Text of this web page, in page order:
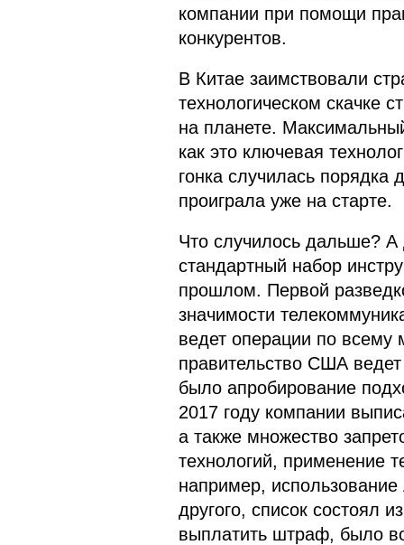
компании при помощи
конкурентов.
В Китае заимствовали
технологическом скачке
на планете.
как это ключевая
гонка случилась порядка
проиграла уже на старте.
Что случилось дальше?
стандартный набор
прошлом. Первой
значимости
ведет операции по всему
правительство США
было апробирование
2017 году компании
а также множество
технологий, применение
например,
другого, список состоял
выплатить штраф, было